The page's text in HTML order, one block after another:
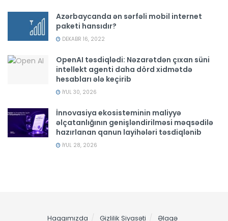
Azərbaycanda ən sərfəli mobil internet
paketi hansıdır?
DEKABR 16, 2022
OpenAI təsdiqlədi: Nəzarətdən çıxan süni
intellekt agenti daha dörd xidmətdə
hesabları ələ keçirib
İYUL 30, 2026
İnnovasiya ekosisteminin maliyyə
əlçatanlığının genişləndirilməsi məqsədilə
hazırlanan qanun layihələri təsdiqlənib
İYUL 28, 2026
Haqqımızda Gizlilik Siyasəti Əlaqə